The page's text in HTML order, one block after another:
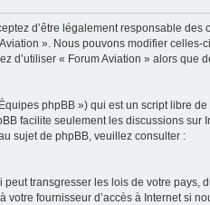
d’être légalement responsable des
». Nous pouvons modifier celles-ci
d’utiliser « Forum Aviation » alors que
phpBB ») qui est un script libre de
facilite seulement les discussions sur
sujet de phpBB, veuillez consulter :
transgresser les lois de votre pays,
fournisseur d’accès à Internet si